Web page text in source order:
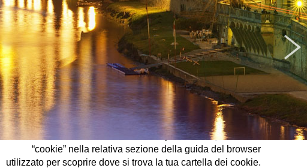
del tuo browser. Ciascun browser presenta procedure diverse
per la gestione delle impostazioni. Fai clic su uno dei
collegamenti sottostanti per ottenere istruzioni specifiche.
»Microsoft Windows Explorer
»Google Chrome
»Mozilla Firefox
Apple Safari
Se non utilizzi nessuno dei browser sopra elencati, seleziona
“cookie” nella relativa sezione della guida del browser
utilizzato per scoprire dove si trova la tua cartella dei cookie.